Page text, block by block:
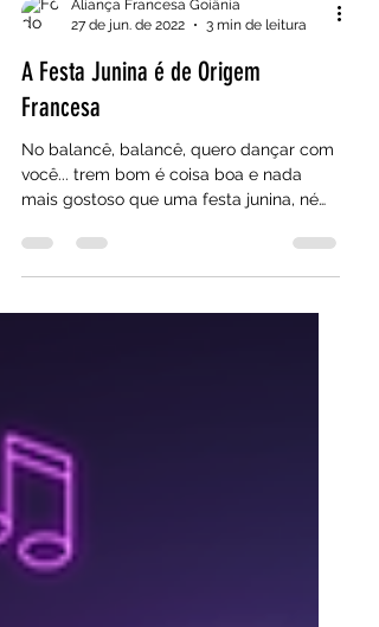
27 de jun. de 2022
3 min de leitura
A Festa Junina é de Origem
Francesa
No balancê, balancê, quero dançar com
mais gostoso que uma festa junina, né